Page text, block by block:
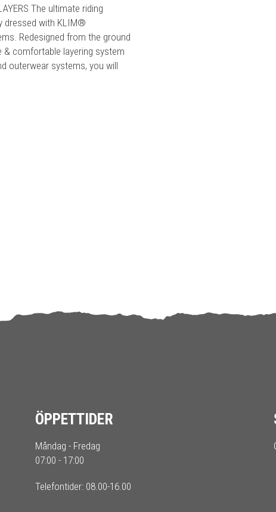
The ultimate riding
dressed with KLIM®
Redesigned from the ground
comfortable layering system
outerwear systems, you will
ÖPPETTIDER
Måndag - Fredag
07:00 - 17:00
Telefontider: 08.00-16.00